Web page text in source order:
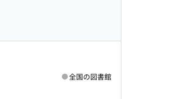
全国の図書館